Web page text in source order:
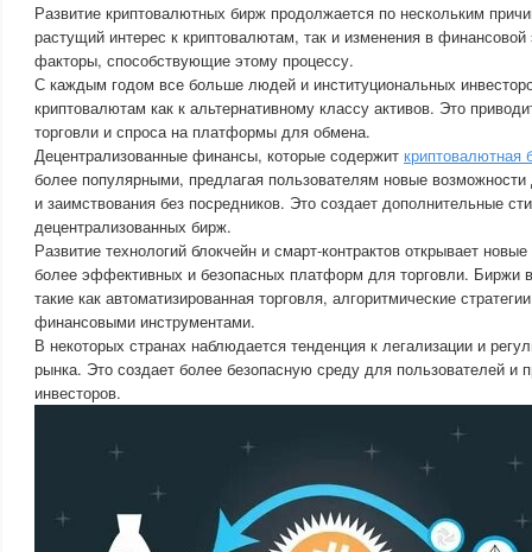
Развитие криптовалютных бирж продолжается по нескольким
растущий интерес к криптовалютам, так и изменения в
факторы, способствующие этому процессу.
С каждым годом все больше людей и институциональных
криптовалютам как к альтернативному классу активов. Это
торговли и спроса на платформы для обмена.
Децентрализованные финансы, которые содержит криптовалютная
более популярными, предлагая пользователям новые возможности
и заимствования без посредников. Это создает дополнительные
децентрализованных бирж.
Развитие технологий блокчейн и смарт-контрактов открывает
более эффективных и безопасных платформ для торговли. Биржи
такие как автоматизированная торговля, алгоритмические
финансовыми инструментами.
В некоторых странах наблюдается тенденция к легализации и
рынка. Это создает более безопасную среду для пользователей и
инвесторов.